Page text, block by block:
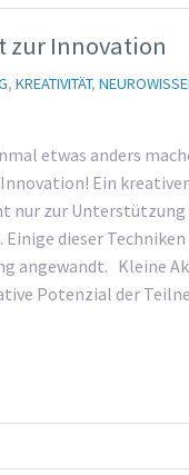
zur Innovation
, KREATIVITÄT,
etwas anders
Ein
zur Unterstützung
Einige dieser
angewandt. Kleine
Potenzial der